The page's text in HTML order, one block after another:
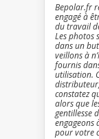
Bepolar.fr
engagé à
du travail
Les photos
dans un
veillons à
fournis
utilisation.
constatez
alors que
gentillesse
engageons
pour votre